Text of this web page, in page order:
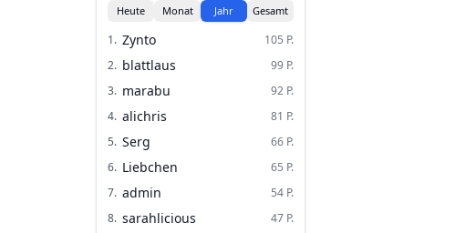
Heute Monat Jahr Gesamt
1. Zynto 105 P.
2. blattlaus 99 P.
3. marabu 92 P.
4. alichris 81 P.
5. Serg 66 P.
6. Liebchen 65 P.
7. admin 54 P.
8. sarahlicious 47 P.